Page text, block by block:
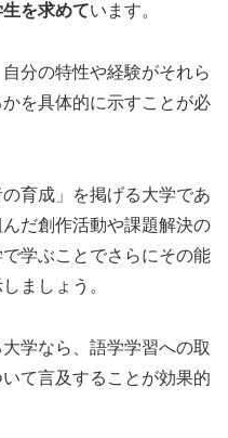
を求めています。
分の特性や経験がそれら
を具体的に示すことが必
育成」を掲げる大学であ
だ創作活動や課題解決の
学ぶことでさらにその能
ましょう。
学なら、語学学習への取
て言及することが効果的